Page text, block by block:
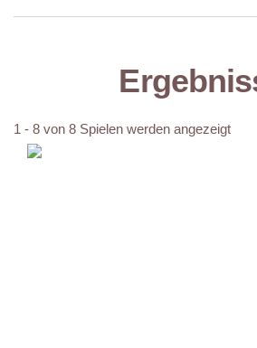
1 - 8 von 8 Spielen werden angezeigt